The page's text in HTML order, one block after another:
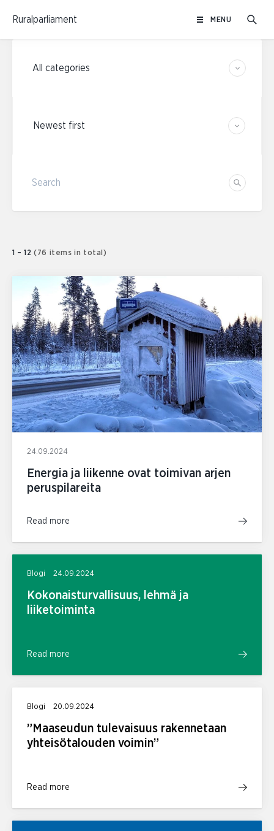
Ruralparliament MENU
Search
1 – 12 (76 items in total)
24.09.2024
Energia ja liikenne ovat toimivan arjen
peruspilareita
Read more
Blogi 24.09.2024
Kokonaisturvallisuus, lehmä ja
liiketoiminta
Read more
Blogi 20.09.2024
”Maaseudun tulevaisuus rakennetaan
yhteisötalouden voimin”
Read more